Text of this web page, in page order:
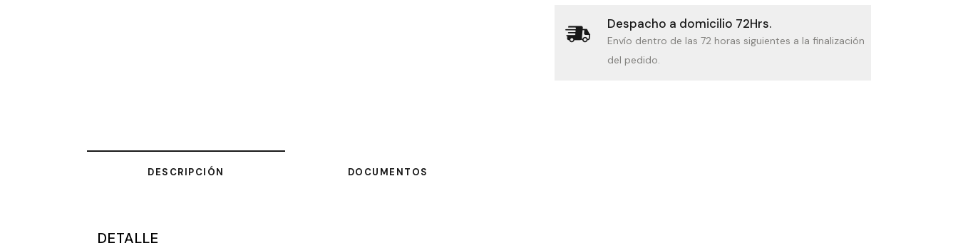
Despacho a domicilio 72Hrs.
Envío dentro de las 72 horas siguientes a la finalización
del pedido.
DESCRIPCIÓN DOCUMENTOS
DETALLE